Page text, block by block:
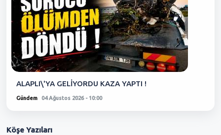
ALAPLI\'YA GELİYORDU KAZA YAPTI !
Gündem 04 Ağustos 2026 - 10:00
Köşe Yazıları